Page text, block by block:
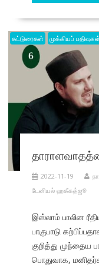
கட்டுரைகள் முக்கியப் பதிவுகள்
2022-11-19
டேனியல் ஹகீகத்ஜூ
இஸ்லாம் பாலின
பாகுபாடு
குறித்து முந்தைய
பொதுவாக,